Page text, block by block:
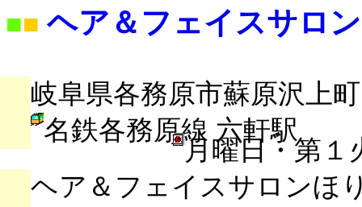
■■ ヘア＆フェイスサロ
岐阜県各務原市蘇原沢上
名鉄各務原線 六軒駅
月曜日・第１
ヘア＆フェイスサロンほ